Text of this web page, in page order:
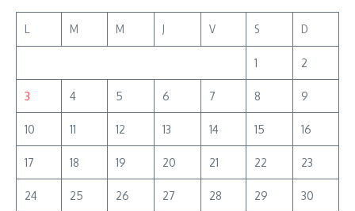
L M M J V S D
1 2
3 4 5 6 7 8 9
10 11 12 13 14 15 16
17 18 19 20 21 22 23
24 25 26 27 28 29 30